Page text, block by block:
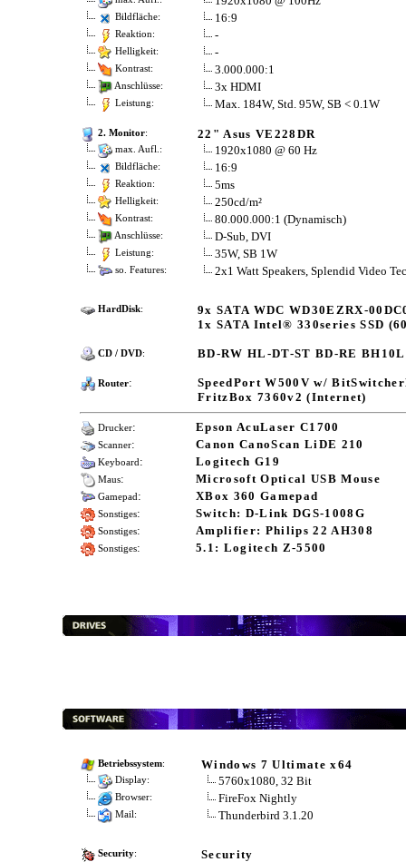
Bildfläche: 16:9
Reaktion: -
Helligkeit: -
Kontrast: 3.000.000:1
Anschlüsse: 3x HDMI
Leistung: Max. 184W, Std. 95W, SB < 0.1W
2. Monitor: 22" Asus VE228DR
max. Aufl.: 1920x1080 @ 60 Hz
Bildfläche: 16:9
Reaktion: 5ms
Helligkeit: 250cd/m²
Kontrast: 80.000.000:1 (Dynamisch)
Anschlüsse: D-Sub, DVI
Leistung: 35W, SB 1W
so. Features: 2x1 Watt Speakers, Splendid Video
HardDisk:
9x SATA WDC WD30EZRX-
1x SATA Intel® 330series SSD
CD / DVD: BD-RW HL-DT-ST BD-RE
Router:
SpeedPort W500V w/
FritzBox 7360v2 (Internet)
Drucker: Epson AcuLaser C1700
Scanner: Canon CanoScan LiDE 210
Keyboard: Logitech G19
Maus: Microsoft Optical USB Mouse
Gamepad: XBox 360 Gamepad
Sonstiges: Switch: D-Link DGS-1008G
Sonstiges: Amplifier: Philips 22 AH308
Sonstiges: 5.1: Logitech Z-5500
Betriebssystem: Windows 7 Ultimate x64
Display: 5760x1080, 32 Bit
Browser: FireFox Nightly
Mail: Thunderbird 3.1.20
Security: Security